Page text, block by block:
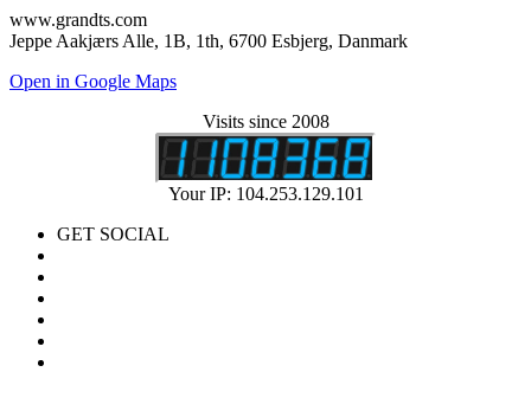
www.grandts.com
Jeppe Aakjærs Alle, 1B, 1th, 6700 Esbjerg, Danmark
Open in Google Maps
Visits since 2008
Your IP: 104.253.129.101
GET SOCIAL